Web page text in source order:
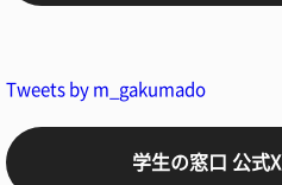
Tweets by m_gakumado
学生の窓口 公式X